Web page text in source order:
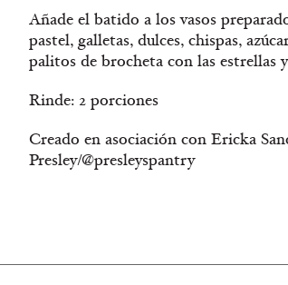
Añade el batido a los vasos
pastel, galletas, dulces, chispas,
palitos de brocheta con las estrellas
Rinde: 2 porciones
Creado en asociación con Ericka
Presley/@presleyspantry